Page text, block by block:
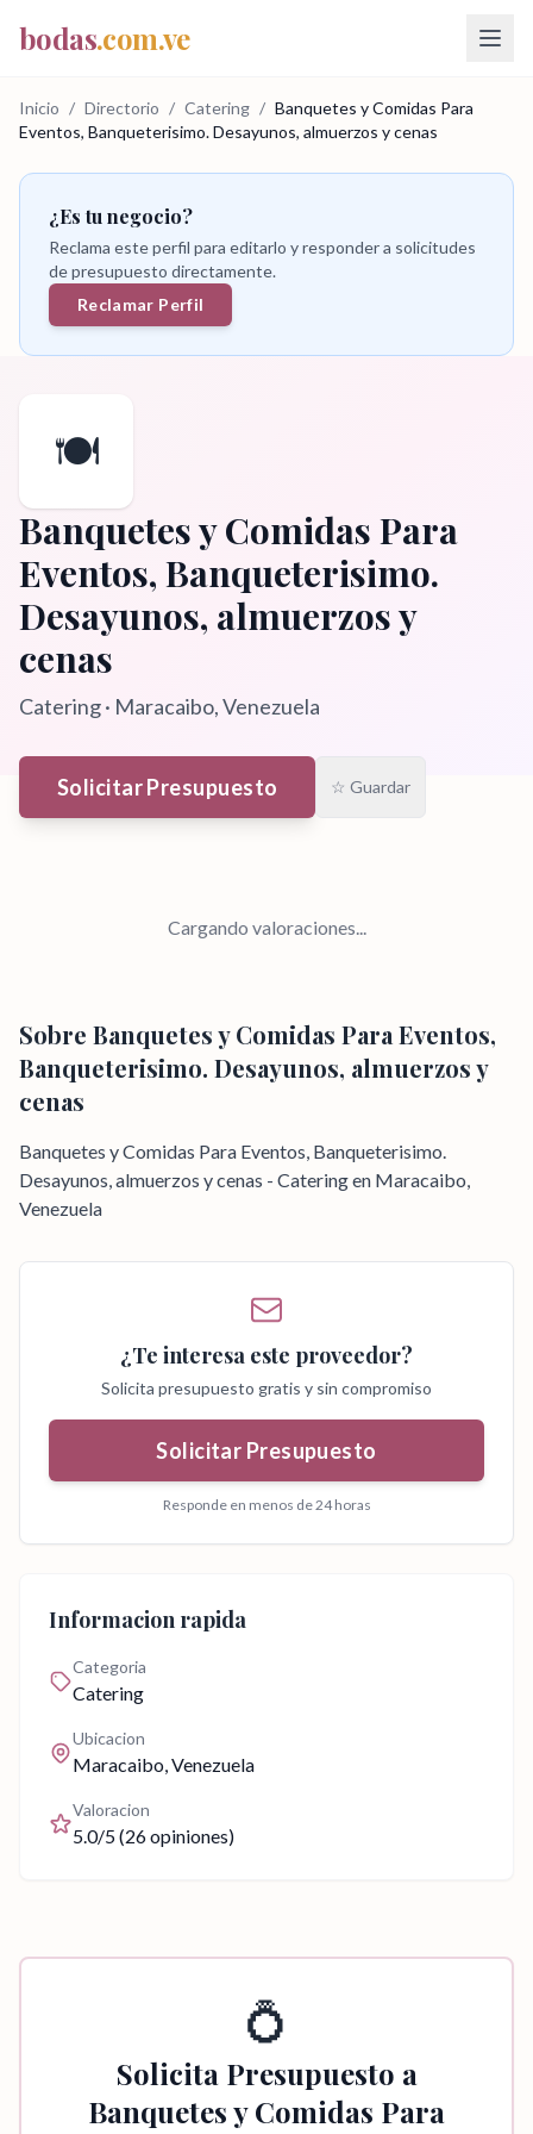
bodas.com.ve
Inicio / Directorio / Catering / Banquetes y Comidas Para
Eventos, Banqueterisimo. Desayunos, almuerzos y cenas
¿Es tu negocio?
Reclama este perfil para editarlo y responder a solicitudes
de presupuesto directamente.
Reclamar Perfil
🍽️
Banquetes y Comidas Para
Eventos, Banqueterisimo.
Desayunos, almuerzos y
cenas
Catering· Maracaibo, Venezuela
Solicitar Presupuesto ☆ Guardar
Cargando valoraciones...
Sobre Banquetes y Comidas Para Eventos,
Banqueterisimo. Desayunos, almuerzos y
cenas
Banquetes y Comidas Para Eventos, Banqueterisimo.
Desayunos, almuerzos y cenas - Catering en Maracaibo,
Venezuela
¿Te interesa este proveedor?
Solicita presupuesto gratis y sin compromiso
Solicitar Presupuesto
Responde en menos de 24 horas
Informacion rapida
Categoria
Catering
Ubicacion
Maracaibo, Venezuela
Valoracion
5.0/5 (26opiniones)
💍
Solicita Presupuesto a
Banquetes y Comidas Para